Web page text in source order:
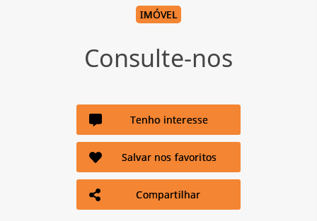
IMÓVEL
Consulte-nos
Tenho interesse
Salvar nos favoritos
Compartilhar